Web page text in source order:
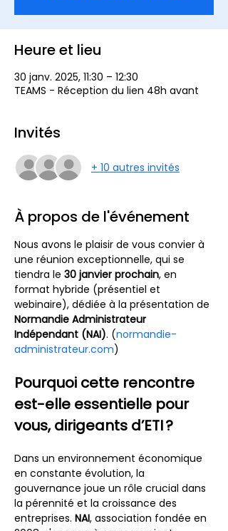
Heure et lieu
30 janv. 2025, 11:30 – 12:30
TEAMS - Réception du lien 48h avant
Invités
+ 10 autres invités
À propos de l'événement
Nous avons le plaisir de vous convier à
une réunion exceptionnelle, qui se
tiendra le 30 janvier prochain, en
format hybride (présentiel et
webinaire), dédiée à la présentation de
Normandie Administrateur
Indépendant (NAI). (normandie-
administrateur.com)
Pourquoi cette rencontre
est-elle essentielle pour
vous, dirigeants d’ETI ?
Dans un environnement économique
en constante évolution, la
gouvernance joue un rôle crucial dans
la pérennité et la croissance des
entreprises. NAI, association fondée en